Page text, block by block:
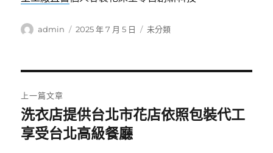
作
admin
發
2025 年 7 月 5 日
分
未分類
章
導
上一篇文章
上
一
洗衣店提供台北市花店依照包裝代工
享受台北高級餐廳